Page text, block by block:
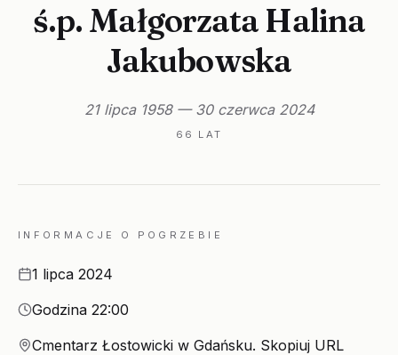
ś.p. Małgorzata Halina
Jakubowska
21 lipca 1958 — 30 czerwca 2024
66 LAT
INFORMACJE O POGRZEBIE
Data1 lipca 2024
Godzina
Godzina 22:00
Miejsce
Cmentarz Łostowicki w Gdańsku. Skopiuj URL